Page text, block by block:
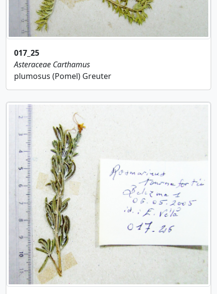
017_25
Asteraceae Carthamus
plumosus (Pomel) Greuter